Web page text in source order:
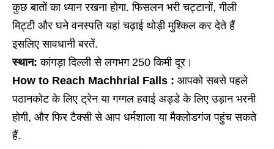
कुछ बातों का ध्यान रखना होगा. फिसलन भरी चट्टानों, गीली
मिट्टी और घने वनस्पति यहां चढ़ाई थोड़ी मुश्किल कर देते हैं
इसलिए सावधानी बरतें.
स्थान: कांगड़ा दिल्ली से लगभग 250 किमी दूर।
How to Reach Machhrial Falls : आपको सबसे पहले
पठानकोट के लिए ट्रेन या गग्गल हवाई अड्डे के लिए उड़ान भरनी
होगी, और फिर टैक्सी से आप धर्मशाला या मैक्लोडगंज पहुंच सकते
हैं.